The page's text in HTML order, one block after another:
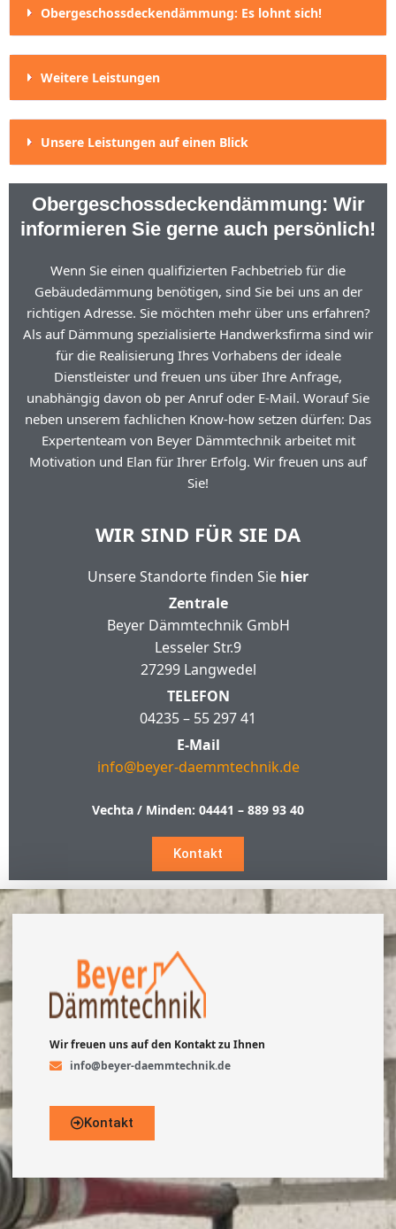
Obergeschossdeckendämmung: Es lohnt sich!
Weitere Leistungen
Unsere Leistungen auf einen Blick
Obergeschossdeckendämmung: Wir
informieren Sie gerne auch persönlich!
Wenn Sie einen qualifizierten Fachbetrieb für die
Gebäudedämmung benötigen, sind Sie bei uns an der
richtigen Adresse. Sie möchten mehr über uns erfahren?
Als auf Dämmung spezialisierte Handwerksfirma sind wir
für die Realisierung Ihres Vorhabens der ideale
Dienstleister und freuen uns über Ihre Anfrage,
unabhängig davon ob per Anruf oder E-Mail. Worauf Sie
neben unserem fachlichen Know-how setzen dürfen: Das
Expertenteam von Beyer Dämmtechnik arbeitet mit
Motivation und Elan für Ihrer Erfolg. Wir freuen uns auf
Sie!
WIR SIND FÜR SIE DA
Unsere Standorte finden Sie hier
Zentrale
Beyer Dämmtechnik GmbH
Lesseler Str.9
27299 Langwedel
TELEFON
04235 – 55 297 41
E-Mail
info@beyer-daemmtechnik.de
Vechta / Minden: 04441 – 889 93 40
Kontakt
Wir freuen uns auf den Kontakt zu Ihnen
info@beyer-daemmtechnik.de
Kontakt